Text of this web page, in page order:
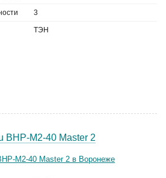
3
ТЭН
BHP-M2-40 Master 2